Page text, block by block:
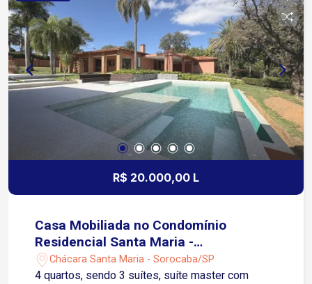
R$ 20.000,00 L
Casa Mobiliada no Condomínio
Residencial Santa Maria -
Sorocaba/SP
Chácara Santa Maria - Sorocaba/SP
4 quartos, sendo 3 suítes, suíte master com